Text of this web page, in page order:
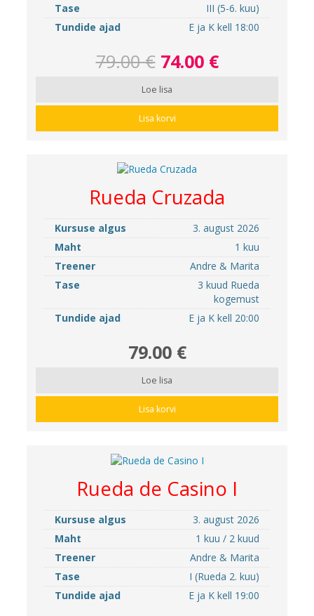
Tase
III (5-6. kuu)
Tundide ajad
E ja K kell 18:00
79.00 € 74.00 €
Loe lisa
Lisa korvi
Rueda Cruzada
Kursuse algus
3. august 2026
Maht
1 kuu
Treener
Andre & Marita
Tase
3 kuud Rueda
kogemust
Tundide ajad
E ja K kell 20:00
79.00 €
Loe lisa
Lisa korvi
Rueda de Casino I
Kursuse algus
3. august 2026
Maht
1 kuu / 2 kuud
Treener
Andre & Marita
Tase
I (Rueda 2. kuu)
Tundide ajad
E ja K kell 19:00